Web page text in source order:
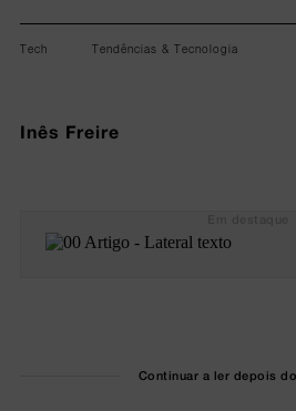
Tech Tendências & Tecnologia
Inês Freire
Continuar a ler depois